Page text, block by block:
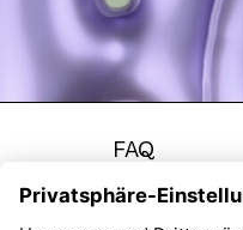
FAQ
Return